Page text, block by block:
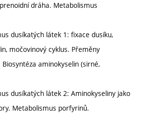
dráha. Metabolismus
dusíkatých látek 1: fixace dusíku,
močovinový cyklus. Přeměny
aminokyselin (sirné,
dusíkatých látek 2: Aminokyseliny jako
Metabolismus porfyrinů.